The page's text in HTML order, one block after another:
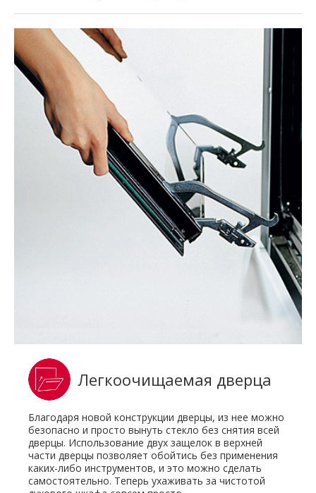
Легкоочищаемая дверца
Благодаря новой конструкции дверцы, из нее можно
безопасно и просто вынуть стекло без снятия всей
дверцы. Использование двух защелок в верхней
части дверцы позволяет обойтись без применения
каких-либо инструментов, и это можно сделать
самостоятельно. Теперь ухаживать за чистотой